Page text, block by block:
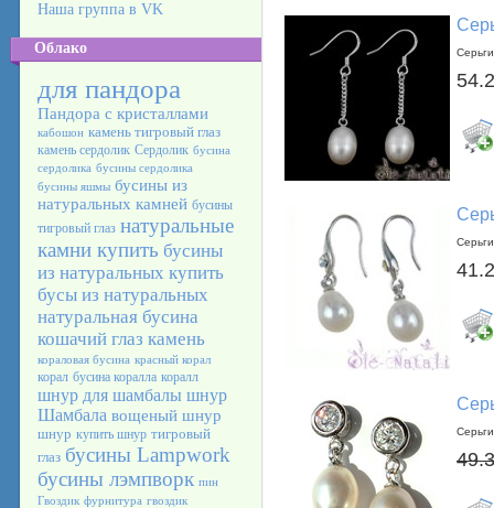
Наша группа в VK
Облако
для пандора
Пандора с кристаллами
кабошон камень тигровый глаз
камень сердолик Сердолик бусина
сердолика бусины сердолика
бусины яшмы бусины из
натуральных камней бусины
тигровый глаз натуральные
камни купить бусины
из натуральных купить
бусы из натуральных
натуральная бусина
кошачий глаз камень
кораловая бусина красный корал
корал бусина коралла коралл
шнур для шамбалы шнур
Шамбала вощеный шнур
шнур купить шнур тигровый
глаз бусины Lampwork
бусины лэмпворк пин
Гвоздик фурнитура гвоздик